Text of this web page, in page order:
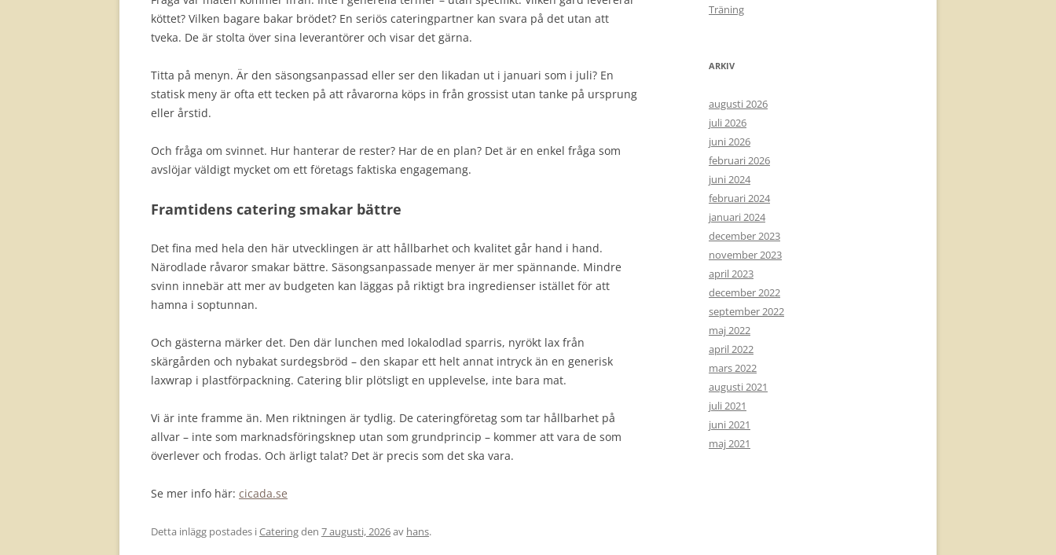
köttet? Vilken bagare bakar brödet? En seriös cateringpartner kan svara på det utan att
tveka. De är stolta över sina leverantörer och visar det gärna.
Titta på menyn. Är den säsongsanpassad eller ser den likadan ut i januari som i juli? En
statisk meny är ofta ett tecken på att råvarorna köps in från grossist utan tanke på ursprung
eller årstid.
Och fråga om svinnet. Hur hanterar de rester? Har de en plan? Det är en enkel fråga som
avslöjar väldigt mycket om ett företags faktiska engagemang.
Framtidens catering smakar bättre
Det fina med hela den här utvecklingen är att hållbarhet och kvalitet går hand i hand.
Närodlade råvaror smakar bättre. Säsongsanpassade menyer är mer spännande. Mindre
svinn innebär att mer av budgeten kan läggas på riktigt bra ingredienser istället för att
hamna i soptunnan.
Och gästerna märker det. Den där lunchen med lokalodlad sparris, nyrökt lax från
skärgården och nybakat surdegsbröd – den skapar ett helt annat intryck än en generisk
laxwrap i plastförpackning. Catering blir plötsligt en upplevelse, inte bara mat.
Vi är inte framme än. Men riktningen är tydlig. De cateringföretag som tar hållbarhet på
allvar – inte som marknadsföringsknep utan som grundprincip – kommer att vara de som
överlever och frodas. Och ärligt talat? Det är precis som det ska vara.
Se mer info här: cicada.se
Detta inlägg postades iCateringden 7 augusti, 2026av hans.
Träning
ARKIV
augusti 2026
juli 2026
juni 2026
februari 2026
juni 2024
februari 2024
januari 2024
december 2023
november 2023
april 2023
december 2022
september 2022
maj 2022
april 2022
mars 2022
augusti 2021
juli 2021
juni 2021
maj 2021